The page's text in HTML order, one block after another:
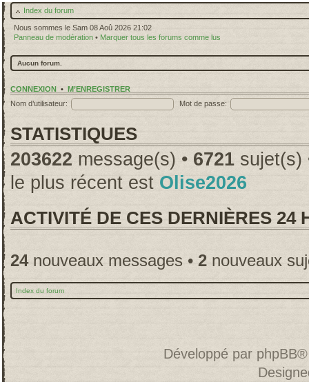
Index du forum
Nous sommes le Sam 08 Aoû 2026 21:02
Panneau de modération • Marquer tous les forums comme lus
Aucun forum.
CONNEXION • M’ENREGISTRER
Nom d’utilisateur:
Mot de passe:
STATISTIQUES
203622 message(s) • 6721 sujet(s)
le plus récent est Olise2026
ACTIVITÉ DE CES DERNIÈRES 24
24nouveaux messages • 2 nouveaux
Index du forum
Développé par phpBB®